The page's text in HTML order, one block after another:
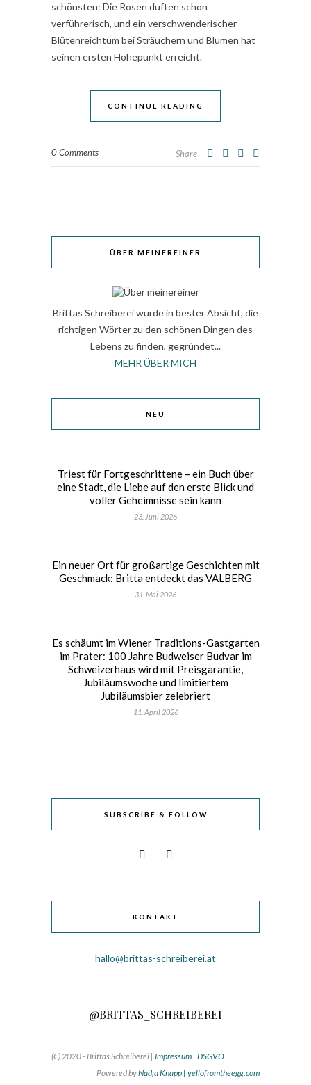
schönsten: Die Rosen duften schon
verführerisch, und ein verschwenderischer
Blütenreichtum bei Sträuchern und Blumen hat
seinen ersten Höhepunkt erreicht.
CONTINUE READING
0 Comments Share
ÜBER MEINEREINER
Brittas Schreiberei wurde in bester Absicht, die
richtigen Wörter zu den schönen Dingen des
Lebens zu finden, gegründet...
MEHR ÜBER MICH
NEU
Triest für Fortgeschrittene – ein Buch über
eine Stadt, die Liebe auf den erste Blick und
voller Geheimnisse sein kann
23. Juni 2026
Ein neuer Ort für großartige Geschichten mit
Geschmack: Britta entdeckt das VALBERG
31. Mai 2026
Es schäumt im Wiener Traditions-Gastgarten
im Prater: 100 Jahre Budweiser Budvar im
Schweizerhaus wird mit Preisgarantie,
Jubiläumswoche und limitiertem
Jubiläumsbier zelebriert
11. April 2026
SUBSCRIBE & FOLLOW
KONTAKT
hallo@brittas-schreiberei.at
@BRITTAS_SCHREIBEREI
(C) 2020 - Brittas Schreiberei | Impressum | DSGVO
Powered byNadja Knapp | yellofromtheegg.com